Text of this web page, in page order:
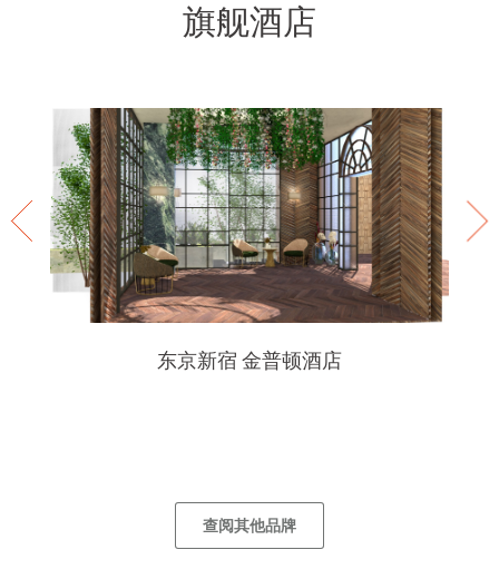
旗舰酒店
东京新宿 金普顿酒店
查阅其他品牌